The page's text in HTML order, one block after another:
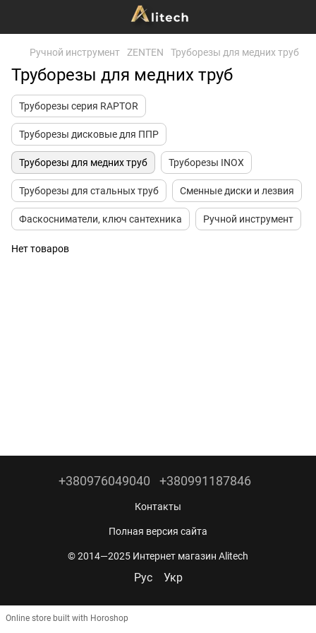
Ручной инструмент ZENTEN Труборезы для медних труб
Труборезы для медних труб
Труборезы серия RAPTOR
Труборезы дисковые для ППР
Труборезы для медних труб Труборезы INOX
Труборезы для стальных труб Сменные диски и лезвия
Фаскосниматели, ключ сантехника Ручной инструмент
Нет товаров
+380976049040 +380991187846
Контакты
Полная версия сайта
© 2014—2025 Интернет магазин Alitech
Рус Укр
Online store built with Horoshop